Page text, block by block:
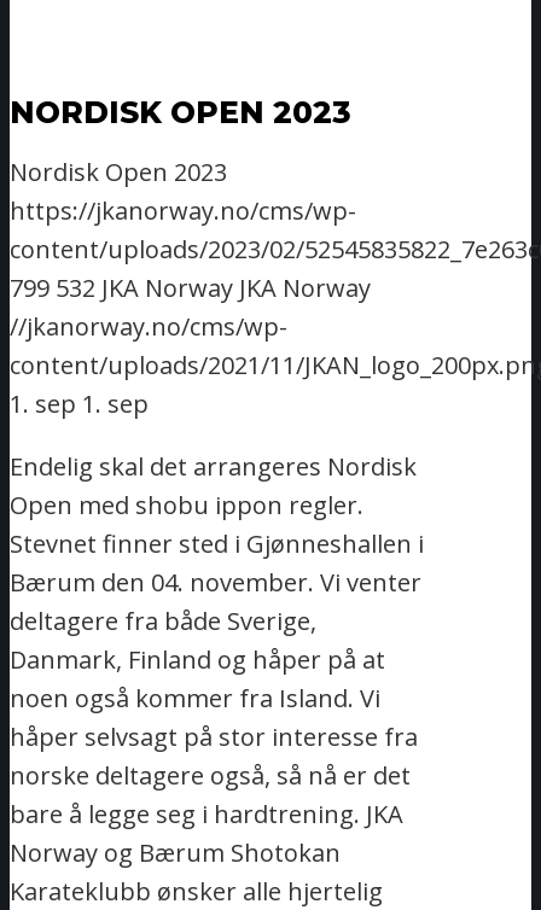
NORDISK OPEN 2023
Nordisk Open 2023
https://jkanorway.no/cms/wp-
content/uploads/2023/02/
799 532 JKA Norway JKA Norway
//jkanorway.no/cms/wp-
content/uploads/2021/11/
1. sep 1. sep
Endelig skal det arrangeres Nordisk
Open med shobu ippon regler.
Stevnet finner sted i Gjønneshallen i
Bærum den 04. november. Vi venter
deltagere fra både Sverige,
Danmark, Finland og håper på at
noen også kommer fra Island. Vi
håper selvsagt på stor interesse fra
norske deltagere også, så nå er det
bare å legge seg i hardtrening. JKA
Norway og Bærum Shotokan
Karateklubb ønsker alle hjertelig